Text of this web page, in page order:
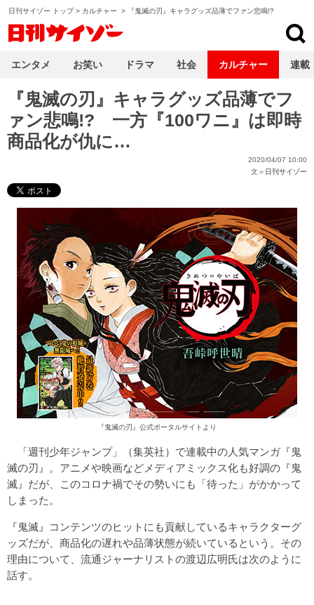
日刊サイゾー トップ> カルチャー > 『鬼滅の刃』キャラグッズ品薄でファン悲鳴!?
『鬼滅の刃』キャラグッズ品薄でフ
ァン悲鳴!? 一方『100ワニ』は即時
商品化が仇に…
2020/04/07 10:00
文＝ 日刊サイゾー
『鬼滅の刃』公式ポータルサイトより
「週刊少年ジャンプ」（集英社）で連載中の人気マンガ『鬼
滅の刃』。アニメや映画などメディアミックス化も好調の『鬼
滅』だが、このコロナ禍でその勢いにも「待った」がかかって
しまった。
『鬼滅』コンテンツのヒットにも貢献しているキャラクターグ
ッズだが、商品化の遅れや品薄状態が続いているという。その
理由について、流通ジャーナリストの渡辺広明氏は次のように
話す。
エンタメ お笑い ドラマ 社会 カルチャー 連載